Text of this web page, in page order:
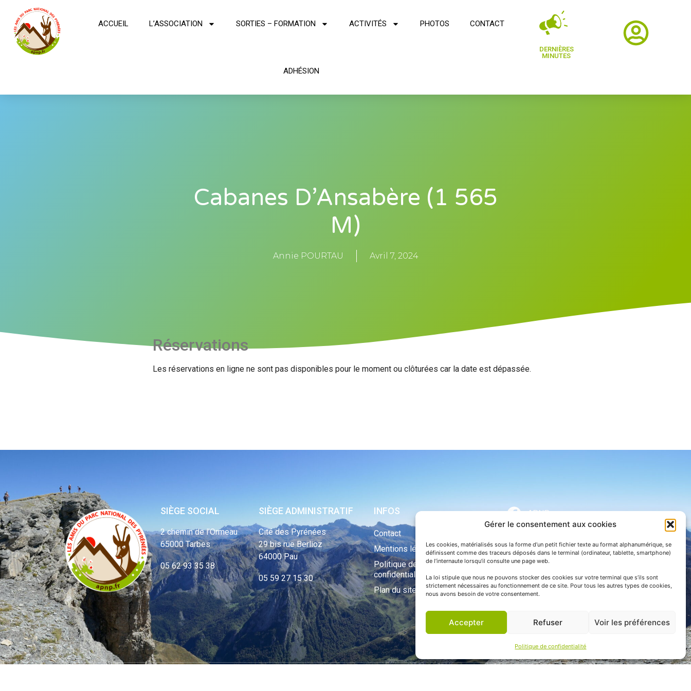
Gérer le consentement aux cookies
Les cookies, matérialisés sous la forme d’un petit fichier texte au format alphanumérique, se
définissent comme des traceurs déposés dans le terminal (ordinateur, tablette, smartphone)
de l’internaute lorsqu’il consulte une page web.
La loi stipule que nous ne pouvons stocker des cookies sur votre terminal que s’ils sont
strictement nécessaires au fonctionnement de ce site. Pour tous les autres types de cookies,
nous avons besoin de votre consentement.
Accepter Refuser Voir les préférences
Politique de confidentialité
ACCUEIL L’ASSOCIATION SORTIES – FORMATION ACTIVITÉS PHOTOS CONTACT
ADHÉSION
DERNIÈRES
MINUTES
Cabanes D’Ansabère (1 565
M)
Annie POURTAU Avril 7, 2024
Réservations
Les réservations en ligne ne sont pas disponibles pour le moment ou clôturées car la date est dépassée.
SIÈGE SOCIAL
2 chemin de l’Ormeau
65000 Tarbes
05 62 93 35 38
SIÈGE ADMINISTRATIF
Cité des Pyrénées
29 bis rue Berlioz
64000 Pau
05 59 27 15 30
INFOS
Contact
Mentions légales
Politique de
confidentialité
Plan du site
APNP
Parc national des Pyrénées